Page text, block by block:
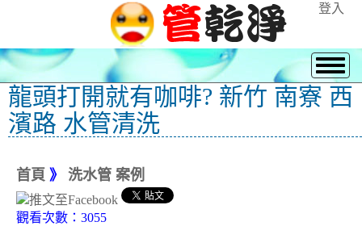
登入
龍頭打開就有咖啡? 新竹 南寮 西
濱路 水管清洗
首頁 》 洗水管 案例
觀看次數：3055